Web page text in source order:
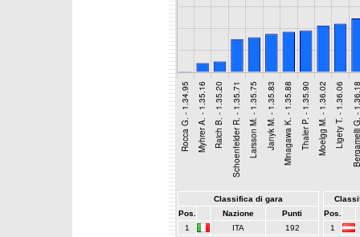
Classifica di gara
Pos.
Nazione
Punti
1
ITA
192
Pos.
1